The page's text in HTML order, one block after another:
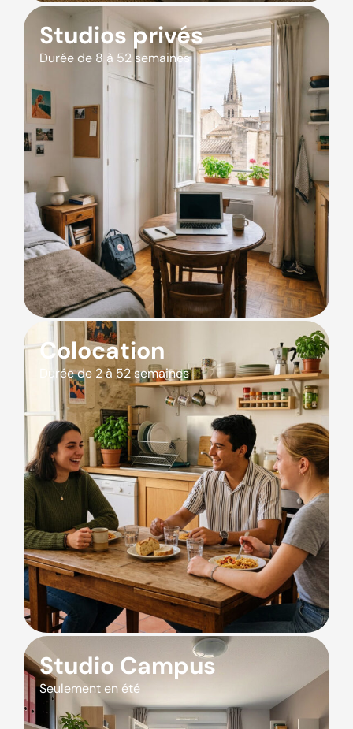
Studios privés
Durée de 8 à 52 semaines
Colocation
Durée de 2 à 52 semaines
Studio Campus
Seulement en été